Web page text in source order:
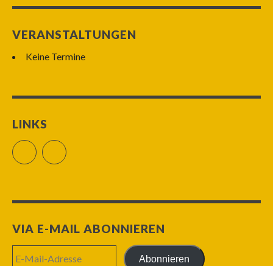
VERANSTALTUNGEN
Keine Termine
LINKS
FacebookRSS Feed
VIA E-MAIL ABONNIEREN
Mail-
Abonnieren